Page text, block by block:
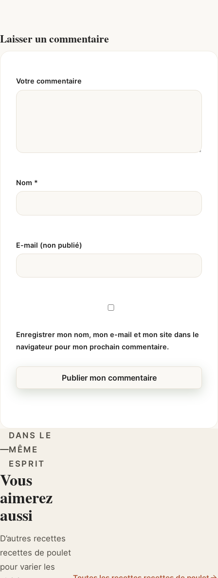
Laisser un commentaire
Votre commentaire
Nom *
E-mail (non publié)
Enregistrer mon nom, mon e-mail et mon site dans le
navigateur pour mon prochain commentaire.
DANS LE
MÊME
ESPRIT
Vous
aimerez
aussi
D’autres recettes
recettes de poulet
pour varier les